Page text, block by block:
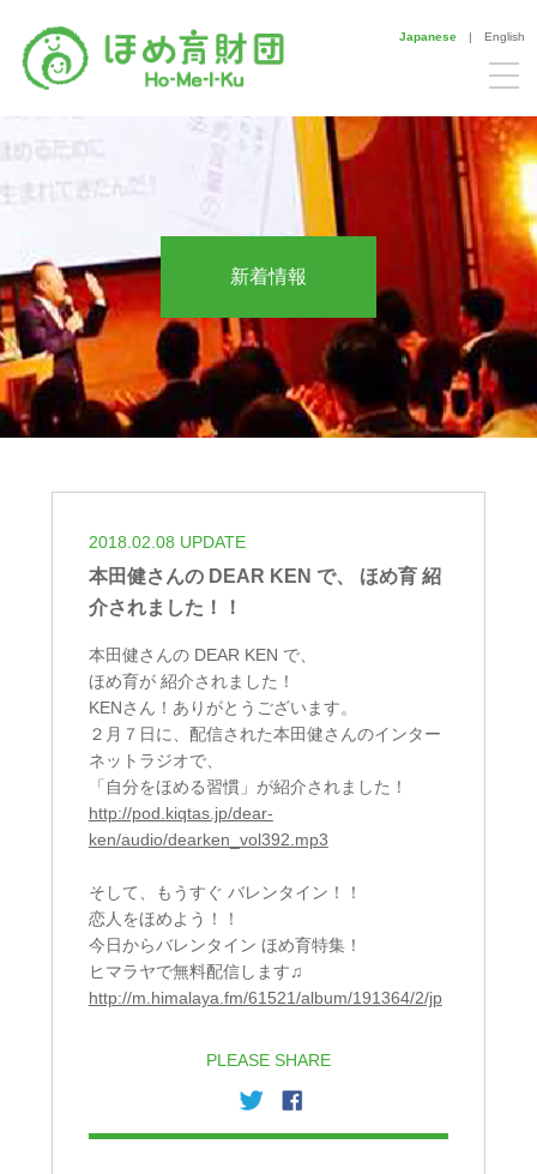
Japanese | English
新着情報
2018.02.08 UPDATE
本田健さんの DEAR KEN で、 ほめ育 紹
介されました！！
本田健さんの DEAR KEN で、
ほめ育が 紹介されました！
KENさん！ありがとうございます。
２月７日に、配信された本田健さんのインター
ネットラジオで、
「自分をほめる習慣」が紹介されました！
http://pod.kiqtas.jp/dear-
ken/audio/dearken_vol392.mp3
そして、もうすぐ バレンタイン！！
恋人をほめよう！！
今日からバレンタイン ほめ育特集！
ヒマラヤで無料配信します♫
http://m.himalaya.fm/61521/album/191364/2/jp
PLEASE SHARE